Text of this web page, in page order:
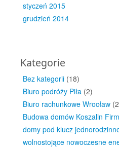
styczeń 2015
grudzień 2014
Kategorie
Bez kategorii (18)
Biuro podróży Piła (2)
Biuro rachunkowe Wrocław
Budowa domów Koszalin
domy pod klucz
wolnostojące nowoczesne